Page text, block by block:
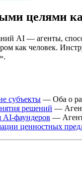
целями
AI — агенты,
как человек.
субъекты — Оба о
решений —
фаундеров —
ценностных